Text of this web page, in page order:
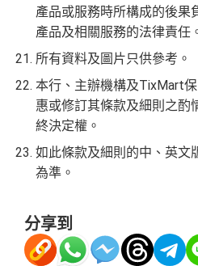
產品或服務時所構成的後果
產品及相關服務的法律責任
所有資料及圖片只供參考。
本行、主辦機構及TixMart
惠或修訂其條款及細則之酌
終決定權。
如此條款及細則的中、英文
為準。
分享到